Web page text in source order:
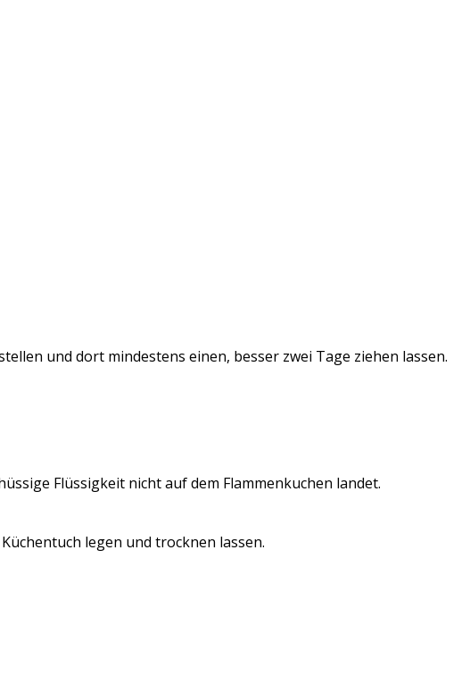
und dort mindestens einen, besser zwei Tage ziehen lassen.
Flüssigkeit nicht auf dem Flammenkuchen landet.
legen und trocknen lassen.